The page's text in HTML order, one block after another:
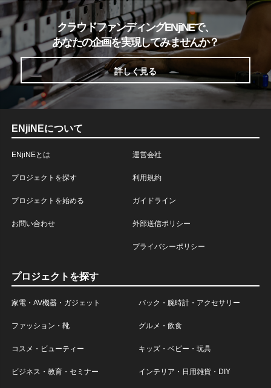
クラウドファンディングENjiNEで、
あなたの企画を実現してみませんか？
詳しく見る
ENjiNEについて
ENjiNEとは
プロジェクトを探す
プロジェクトを始める
お問い合わせ
運営会社
利用規約
ガイドライン
外部送信ポリシー
プライバシーポリシー
プロジェクトを探す
家電・AV機器・ガジェット バック・腕時計・アクセサリー
ファッション・靴 グルメ・飲食
コスメ・ビューティー キッズ・ベビー・玩具
ビジネス・教育・セミナー インテリア・日用雑貨・DIY